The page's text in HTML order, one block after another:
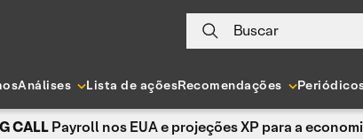
Buscar
Análises Lista de açõesRecomendações
CALLPayroll nos EUA e projeções XP para a